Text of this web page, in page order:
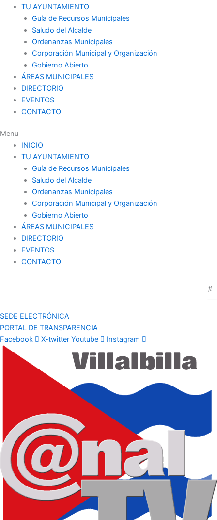
TU AYUNTAMIENTO
Guía de Recursos Municipales
Saludo del Alcalde
Ordenanzas Municipales
Corporación Municipal y Organización
Gobierno Abierto
ÁREAS MUNICIPALES
DIRECTORIO
EVENTOS
CONTACTO
Menu
INICIO
TU AYUNTAMIENTO
Guía de Recursos Municipales
Saludo del Alcalde
Ordenanzas Municipales
Corporación Municipal y Organización
Gobierno Abierto
ÁREAS MUNICIPALES
DIRECTORIO
EVENTOS
CONTACTO
SEDE ELECTRÓNICA
PORTAL DE TRANSPARENCIA
Facebook
X-twitter Youtube Instagram